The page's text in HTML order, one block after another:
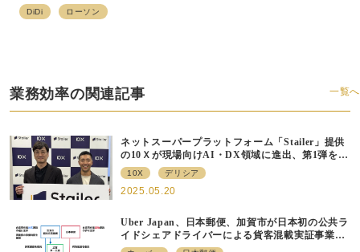
DiDi ローソン
業務効率の関連記事 一覧へ
ネットスーパープラットフォーム「Stailer」提供
の10Ｘが現場向けAI・DX領域に進出、第1弾をデ
リシアが導入決定
10X デリシア
2025.05.20
Uber Japan、日本郵便、加賀市が日本初の公共ラ
イドシェアドライバーによる貨客混載実証事業を
開始